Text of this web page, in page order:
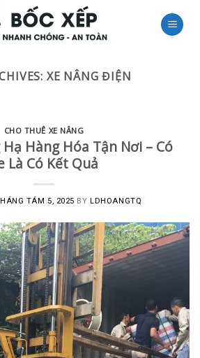
XE NÂNG ĐIỆN
CHO THUÊ XE NÂNG
Hàng Hóa Tận Nơi – Có
Là Có Kết Quả
TÁM 5, 2025 BYLDHOANGTQ